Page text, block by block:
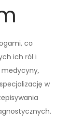
co
ich ról i
medycyny,
w